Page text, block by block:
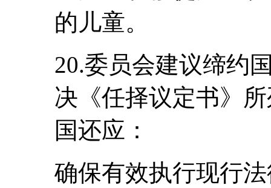
的儿童。
20.委员会建议缔约
决《任择议定书》
国还应：
确保有效执行现行